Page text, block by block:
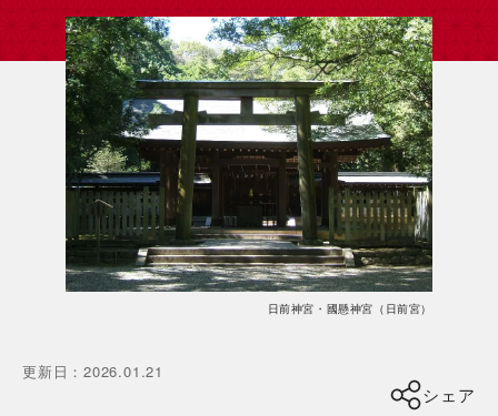
日前神宮・國懸神宮（日前宮）
更新日 ：2026.01.21
シェア